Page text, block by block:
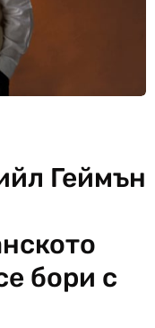
Геймън
бори с